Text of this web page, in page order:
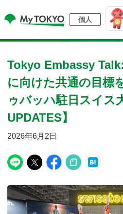
個人
Tokyo Embassy
に向けた共通の目標
ゥバッハ駐日スイス
UPDATES】
2026年6月2日